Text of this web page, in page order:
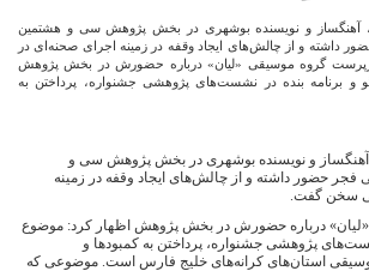
آهنگساز و نویسنده بوشهری در بخش پژوهش سی و هشتمین
داشته و از چالش‌های ایجاد وقفه در زمینه اجرای صحنه‌ای در
گروه‌ موسیقی «لیان» درباره حضورش در بخش پژوهش
و برنامه بنده در نشست‌های پژوهشی جشنواره، پرداختن به
آهنگساز و نویسنده بوشهری در بخش پژوهش سی و
حضور داشته و از چالش‌های ایجاد وقفه در زمینه
سخن گفت.
درباره حضورش در بخش پژوهش اظهار کرد: موضوع
پژوهشی جشنواره، پرداختن به کمبودها و
استان‌های کرانه‌های خلیج فارس است. موضوعی که